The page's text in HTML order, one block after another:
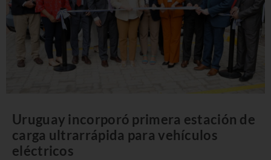
Uruguay incorporó primera estación de
carga ultrarrápida para vehículos
eléctricos